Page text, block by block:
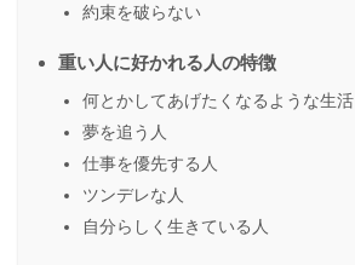
約束を破らない
重い人に好かれる人の特徴
何とかしてあげたくなるような生活
夢を追う人
仕事を優先する人
ツンデレな人
自分らしく生きている人